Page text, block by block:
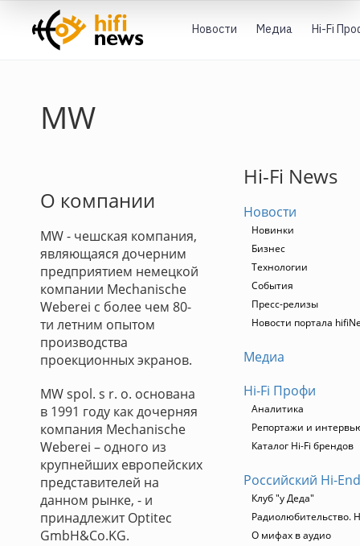
Новости Медиа Hi-Fi
MW
О компании
MW - чешская компания,
являющаяся дочерним
предприятием немецкой
компании Mechanische
Weberei с более чем 80-
ти летним опытом
производства
проекционных экранов.
MW spol. s r. o. основана
в 1991 году как дочерняя
компания Mechanische
Weberei – одного из
крупнейших европейских
представителей на
данном рынке, - и
принадлежит Optitec
GmbH&Co.KG.
Hi-Fi News
Новости
Новинки
Бизнес
Технологии
События
Пресс-релизы
Новости портала
Медиа
Hi-Fi Профи
Аналитика
Репортажи и
Каталог Hi-Fi брендов
Российский Hi-End
Клуб "у Деда"
Радиолюбительство.
О мифах в аудио